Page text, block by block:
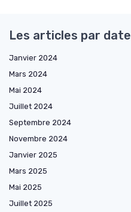
Les articles par date
Janvier 2024
Mars 2024
Mai 2024
Juillet 2024
Septembre 2024
Novembre 2024
Janvier 2025
Mars 2025
Mai 2025
Juillet 2025